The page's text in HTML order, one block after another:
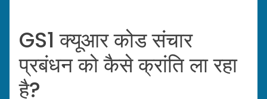
GS1 क्यूआर कोड संचार
प्रबंधन को कैसे क्रांति ला रहा
है?